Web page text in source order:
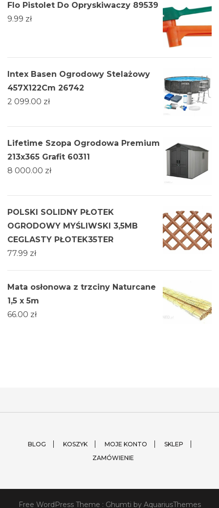
Flo Pistolet Do Opryskiwaczy 89539
9.99 zł
Intex Basen Ogrodowy Stelażowy
457X122Cm 26742
2 099.00 zł
Lifetime Szopa Ogrodowa Premium
213x365 Grafit 60311
8 000.00 zł
POLSKI SOLIDNY PŁOTEK
OGRODOWY MYŚLIWSKI 3,5MB
CEGLASTY PŁOTEK35TER
77.99 zł
Mata osłonowa z trzciny Naturcane
1,5 x 5m
66.00 zł
BLOG KOSZYK MOJE KONTO
SKLEP
ZAMÓWIENIE
Free WordPress Theme : Ghumti by AquariusThemes